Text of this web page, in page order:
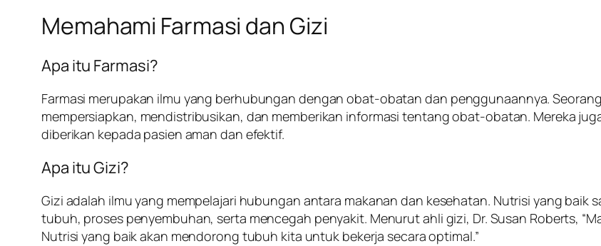
Memahami Farmasi dan Gizi
Apa itu Farmasi?
Farmasi merupakan ilmu yang berhubungan dengan obat-obatan dan penggunaannya.
mempersiapkan, mendistribusikan, dan memberikan informasi tentang obat-obatan. Mereka
diberikan kepada pasien aman dan efektif.
Apa itu Gizi?
Gizi adalah ilmu yang mempelajari hubungan antara makanan dan kesehatan. Nutrisi yang
tubuh, proses penyembuhan, serta mencegah penyakit. Menurut ahli gizi, Dr. Susan Roberts,
Nutrisi yang baik akan mendorong tubuh kita untuk bekerja secara optimal.”